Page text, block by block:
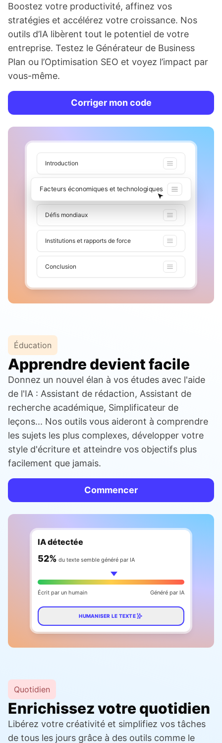
Boostez votre productivité, affinez vos
stratégies et accélérez votre croissance. Nos
outils d’IA libèrent tout le potentiel de votre
entreprise. Testez le Générateur de Business
Plan ou l’Optimisation SEO et voyez l’impact par
vous-même.
Corriger mon code
Introduction
Défis mondiaux
Institutions et rapports de force
Facteurs économiques et technologiques
Conclusion
Éducation
Apprendre devient facile
Donnez un nouvel élan à vos études avec l'aide
de l'IA : Assistant de rédaction, Assistant de
recherche académique, Simplificateur de
leçons... Nos outils vous aideront à comprendre
les sujets les plus complexes, développer votre
style d'écriture et atteindre vos objectifs plus
facilement que jamais.
Commencer
IA détectée
59% du texte semble généré par IA
Écrit par un humain Généré par IA
HUMANISER LE TEXTE
Quotidien
Enrichissez votre quotidien
Libérez votre créativité et simplifiez vos tâches
de tous les jours grâce à des outils comme le